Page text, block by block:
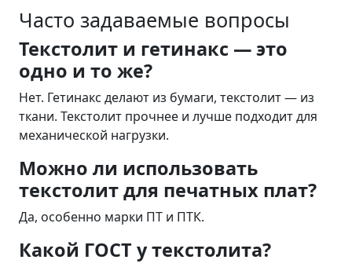
Часто задаваемые вопросы
Текстолит и гетинакс — это
одно и то же?
Нет. Гетинакс делают из бумаги, текстолит — из
ткани. Текстолит прочнее и лучше подходит для
механической нагрузки.
Можно ли использовать
текстолит для печатных плат?
Да, особенно марки ПТ и ПТК.
Какой ГОСТ у текстолита?